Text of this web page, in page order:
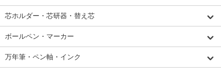
芯ホルダー・芯研器・替え芯
ボールペン・マーカー
万年筆・ペン軸・インク